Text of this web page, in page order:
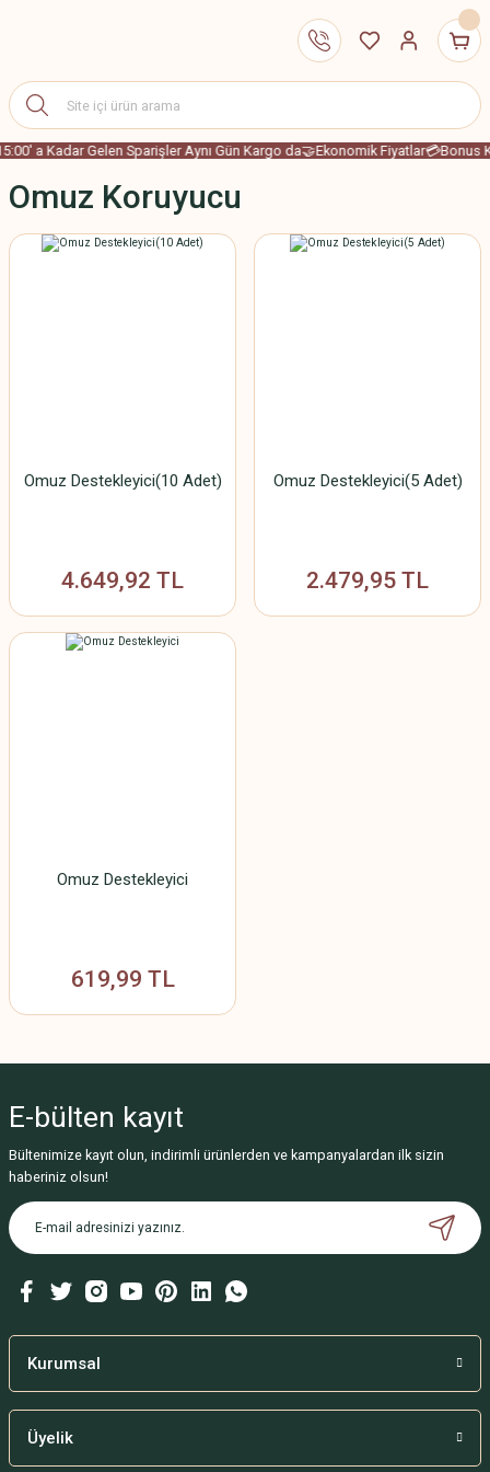
a Kadar Gelen Sparişler Aynı Gün Kargo da🤝Ekonomik Fiyatlar💳Bonus
Omuz Koruyucu
Omuz Destekleyici(10 Adet)
4.649,92 TL
Omuz Destekleyici(5 Adet)
2.479,95 TL
Omuz Destekleyici
619,99 TL
E-bülten kayıt
Bültenimize kayıt olun, indirimli ürünlerden ve kampanyalardan ilk sizin
haberiniz olsun!
Kurumsal
Üyelik